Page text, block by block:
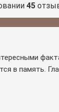
45
в память.